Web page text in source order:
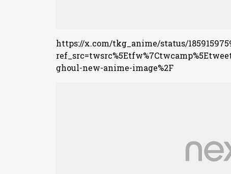
https://x.com/tkg_anime/status/
ghoul-new-anime-image%2F